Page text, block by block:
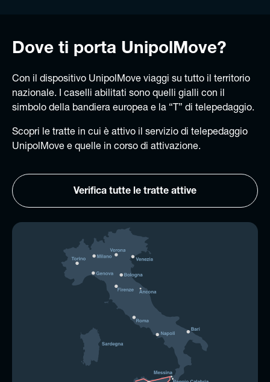
Dove ti porta UnipolMove?
Con il dispositivo UnipolMove viaggi su tutto il territorio
nazionale. I caselli abilitati sono quelli gialli con il
simbolo della bandiera europea e la “T” di telepedaggio.
Scopri le tratte in cui è attivo il servizio di telepedaggio
UnipolMove e quelle in corso di attivazione.
Verifica tutte le tratte attive